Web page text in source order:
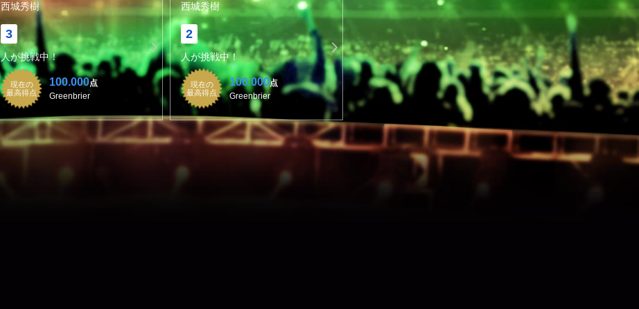
西城秀樹
3
人が挑戦中！
現在の
最高得点
100.000点
Greenbrier
西城秀樹
2
人が挑戦中！
現在の
最高得点
100.000点
Greenbrier